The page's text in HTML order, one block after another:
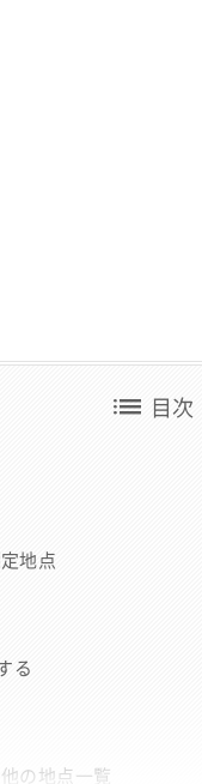
list 目次
地点
る
の地点一覧